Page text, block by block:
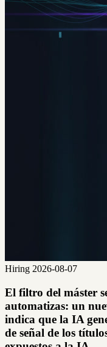
Hiring 2026-08-07
El filtro del máster
automatizas: un
indica que la IA
de señal de los